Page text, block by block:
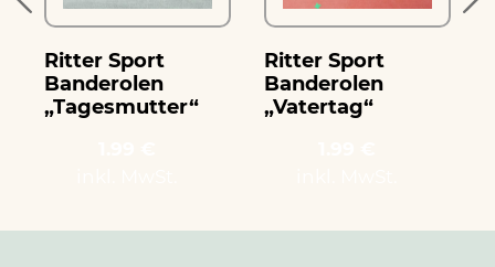
Ritter Sport
Banderolen
„Tagesmutter“
Ritter Sport
Banderolen
„Vatertag“